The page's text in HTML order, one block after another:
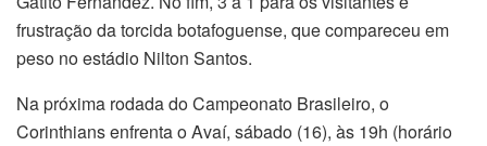
frustração da torcida botafoguense, que compareceu em
peso no estádio Nilton Santos.
Na próxima rodada do Campeonato Brasileiro, o
Corinthians enfrenta o Avaí, sábado (16), às 19h (horário